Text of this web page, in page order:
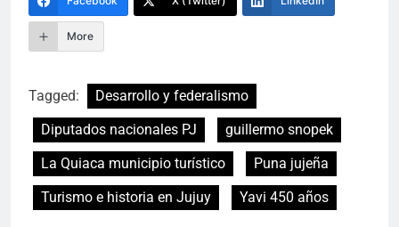
More
Tagged:
Desarrollo y federalismo
Diputados nacionales PJ
guillermo snopek
La Quiaca municipio turístico
Puna jujeña
Turismo e historia en Jujuy
Yavi 450 años